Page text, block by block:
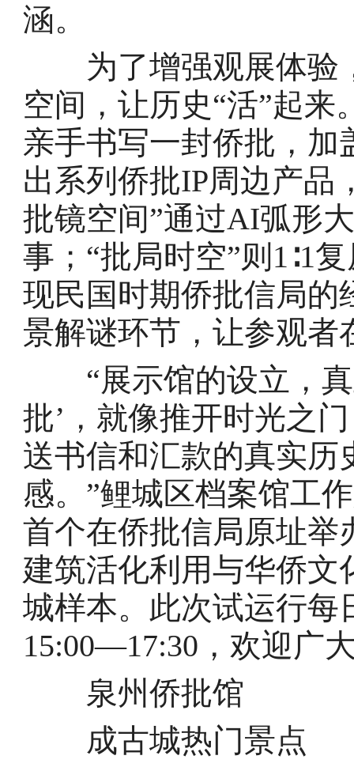
涵。
为了增强观展体验
空间，让历史“活”起来
亲手书写一封侨批，加
出系列侨批IP周边产品
批镜空间”通过AI弧形
事；“批局时空”则1∶1
现民国时期侨批信局的
景解谜环节，让参观者
“展示馆的设立，真
批’，就像推开时光之
送书信和汇款的真实历
感。”鲤城区档案馆工
首个在侨批信局原址举
建筑活化利用与华侨文
城样本。此次试运行
15:00—17:30，欢迎广
泉州侨批馆
成古城热门景点